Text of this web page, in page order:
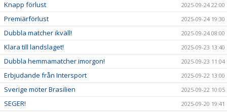
Knapp förlust 2025-09-24 22:00
Premiärförlust 2025-09-24 19:30
Dubbla matcher ikväll! 2025-09-24 08:00
Klara till landslaget! 2025-09-23 13:40
Dubbla hemmamatcher imorgon! 2025-09-23 11:04
Erbjudande från Intersport 2025-09-22 13:00
Sverige möter Brasilien 2025-09-22 10:05
SEGER! 2025-09-20 19:41